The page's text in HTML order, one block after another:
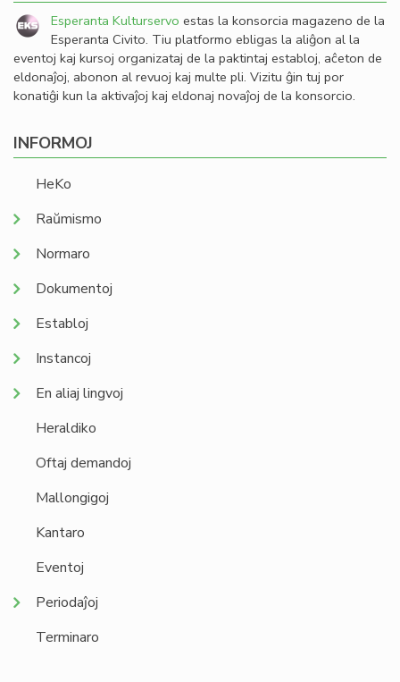
Esperanta Kulturservo estas la konsorcia magazeno de la
Esperanta Civito. Tiu platformo ebligas la aliĝon al la
eventoj kaj kursoj organizataj de la paktintaj establoj, aĉeton de
eldonaĵoj, abonon al revuoj kaj multe pli. Vizitu ĝin tuj por
konatiĝi kun la aktivaĵoj kaj eldonaj novaĵoj de la konsorcio.
INFORMOJ
HeKo
Raŭmismo
Normaro
Dokumentoj
Establoj
Instancoj
En aliaj lingvoj
Heraldiko
Oftaj demandoj
Mallongigoj
Kantaro
Eventoj
Periodaĵoj
Terminaro